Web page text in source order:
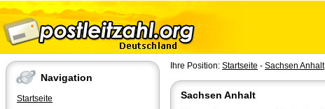
Navigation
Startseite
Ihre Position: Startseite - Sachsen Anhalt
Sachsen Anhalt